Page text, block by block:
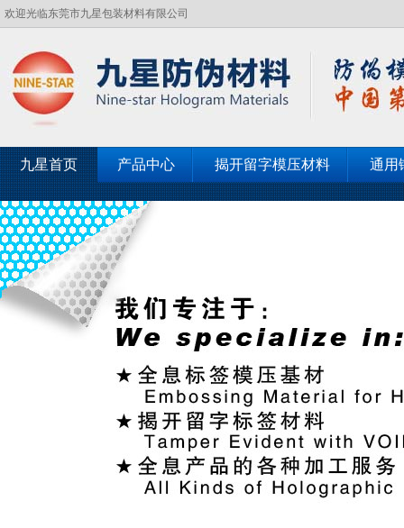
欢迎光临东莞市九星包装材料有限公司
九星首页 产品中心 揭开留字模压材料 通用
客户见证 联系九星